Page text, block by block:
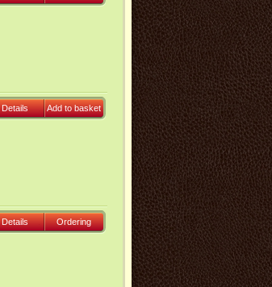
Details Add to basket
Details Ordering